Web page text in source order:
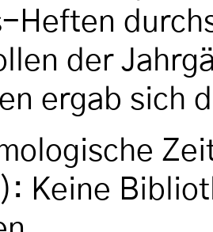
Heften
der
ergab sich
Keine